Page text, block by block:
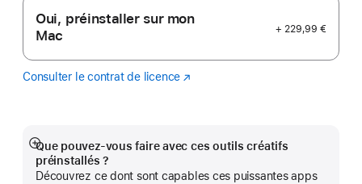
Oui, préinstaller sur mon
Mac
+ 229,99 €
Consulter le contrat de licence Logic
(s’ouvre
fenêtre)
Que pouvez-vous faire avec ces outils créatifs
préinstallés ?
Découvrez ce dont sont capables ces puissantes apps
Afficher
plus